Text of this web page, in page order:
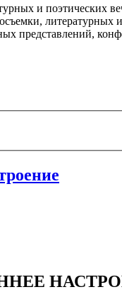
и поэтических
литературных
представлений,